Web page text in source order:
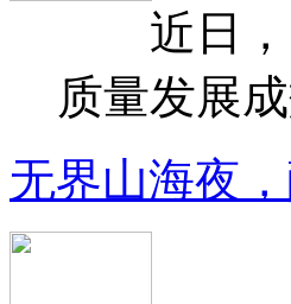
近日，
质量发展
无界山海夜